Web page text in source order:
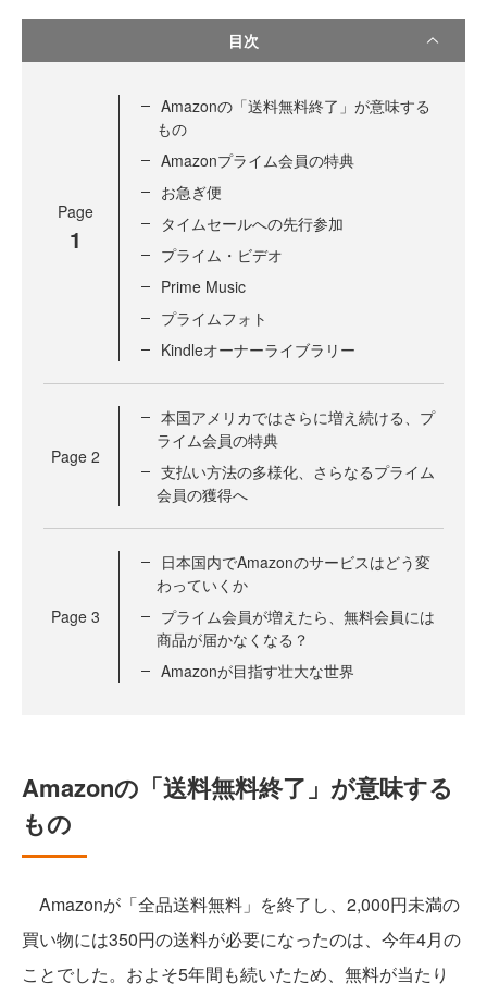
目次
Page
1
Amazonの「送料無料終了」が意味する
もの
Amazonプライム会員の特典
お急ぎ便
タイムセールへの先行参加
プライム・ビデオ
Prime Music
プライムフォト
Kindleオーナーライブラリー
Page 2
本国アメリカではさらに増え続ける、プ
ライム会員の特典
支払い方法の多様化、さらなるプライム
会員の獲得へ
Page 3
日本国内でAmazonのサービスはどう変
わっていくか
プライム会員が増えたら、無料会員には
商品が届かなくなる？
Amazonが目指す壮大な世界
Amazonの「送料無料終了」が意味する
もの
Amazonが「全品送料無料」を終了し、2,000円未満の
買い物には350円の送料が必要になったのは、今年4月の
ことでした。およそ5年間も続いたため、無料が当たり